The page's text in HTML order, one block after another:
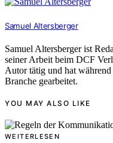
Samuel Altersberger
Samuel Altersberger ist
seiner Arbeit beim DCF
Autor tätig und hat
Branche gearbeitet.
YOU MAY ALSO LIKE
WEITERLESEN